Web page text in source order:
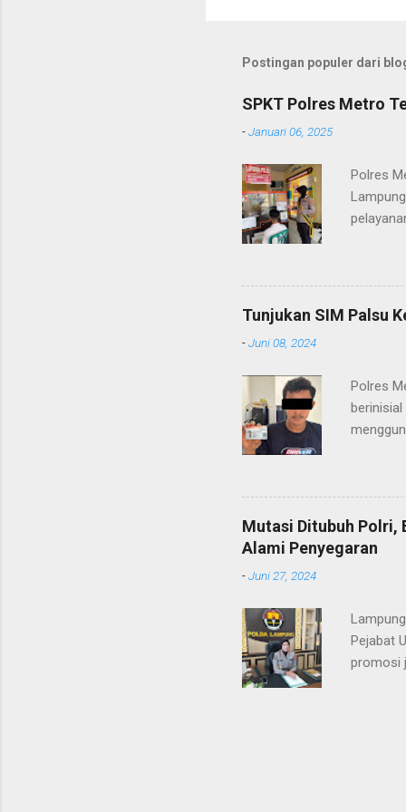
Postingan populer dari
SPKT Polres Metro
-Januari 06, 2025
Polres
Heri
pidana,
Tunjukan SIM Palsu
-Juni 08, 2024
Polres
berinisial
dari
Mutasi Ditubuh Polri,
Alami Penyegaran
-Juni 27, 2024
Pejabat
promosi
yang